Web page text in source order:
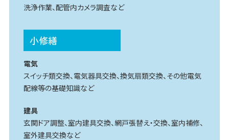
洗浄作業、配管内カメラ調査など
小修繕
電気
スイッチ類交換、電気器具交換、換気扇類交換、その他電気
配線等の基礎知識など
建具
玄関ドア調整、室内建具交換、網戸張替え・交換、室内補修、
室外建具交換など